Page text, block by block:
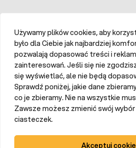
Używamy plików cookies, aby
było dla Ciebie jak najbardziej
pozwalają dopasować treści i
zainteresowań. Jeśli się nie
się wyświetlać, ale nie będą
Sprawdź poniżej, jakie dane
co je zbieramy. Nie na wszystkie
Zawsze możesz zmienić swój
ciasteczek.
Akceptuj